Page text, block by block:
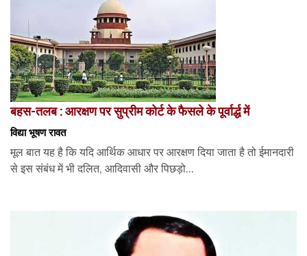
बहस-तलब : आरक्षण पर सुप्रीम कोर्ट के फैसले के पूर्वार्द्ध में
विद्या भूषण रावत
मूल बात यह है कि यदि आर्थिक आधार पर आरक्षण दिया जाता है तो ईमानदारी
से इस संबंध में भी दलित, आदिवासी और पिछड़ो...